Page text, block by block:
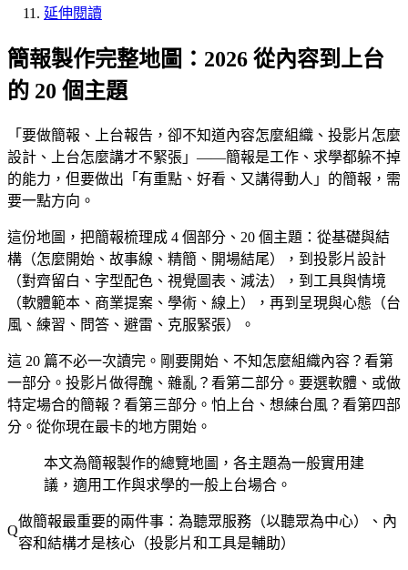
延伸閱讀
簡報製作完整地圖：2026 從內容到上台
的 20 個主題
「要做簡報、上台報告，卻不知道內容怎麼組織、投影片怎麼
設計、上台怎麼講才不緊張」——簡報是工作、求學都躲不掉
的能力，但要做出「有重點、好看、又講得動人」的簡報，需
要一點方向。
這份地圖，把簡報梳理成 4 個部分、20 個主題：從基礎與結
構（怎麼開始、故事線、精簡、開場結尾），到投影片設計
（對齊留白、字型配色、視覺圖表、減法），到工具與情境
（軟體範本、商業提案、學術、線上），再到呈現與心態（台
風、練習、問答、避雷、克服緊張）。
這 20 篇不必一次讀完。剛要開始、不知怎麼組織內容？看第
一部分。投影片做得醜、雜亂？看第二部分。要選軟體、或做
特定場合的簡報？看第三部分。怕上台、想練台風？看第四部
分。從你現在最卡的地方開始。
本文為簡報製作的總覽地圖，各主題為一般實用建
議，適用工作與求學的一般上台場合。
做簡報最重要的兩件事：為聽眾服務（以聽眾為中心）、內
容和結構才是核心（投影片和工具是輔助）